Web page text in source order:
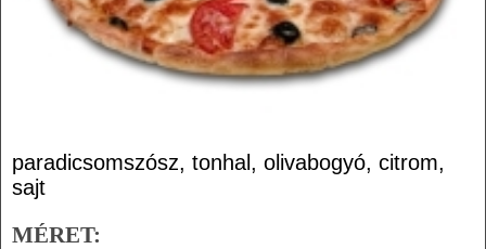
paradicsomszósz, tonhal, olivabogyó, citrom,
sajt
MÉRET: